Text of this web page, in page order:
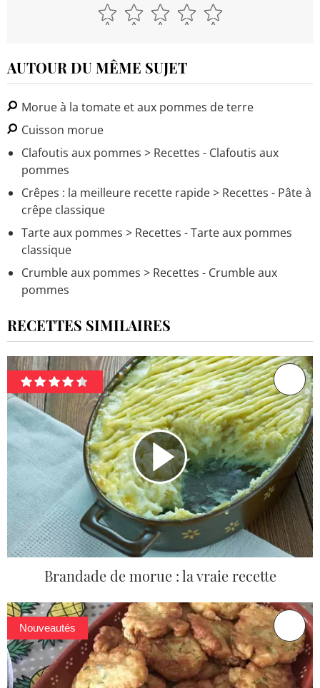
AUTOUR DU MÊME SUJET
Morue à la tomate et aux pommes de terre
Cuisson morue
Clafoutis aux pommes > Recettes - Clafoutis aux
pommes
Crêpes : la meilleure recette rapide> Recettes - Pâte à
crêpe classique
Tarte aux pommes > Recettes - Tarte aux pommes
classique
Crumble aux pommes > Recettes - Crumble aux
pommes
RECETTES SIMILAIRES
Brandade de morue : la vraie recette
Nouveautés